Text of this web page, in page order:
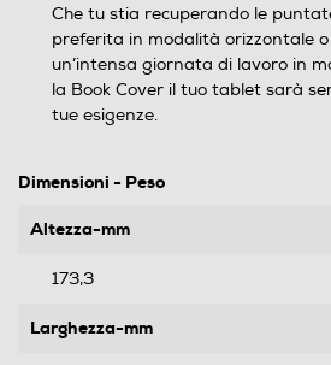
Che tu stia recuperando le
preferita in modalità orizzontale
un’intensa giornata di lavoro in
la Book Cover il tuo tablet sarà
tue esigenze.
Dimensioni - Peso
Altezza-mm
173,3
Larghezza-mm